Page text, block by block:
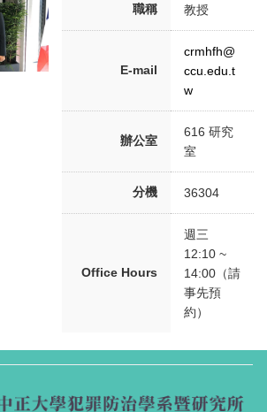
職稱 教授
E-mail
crmhfh@
ccu.edu.t
w
辦公室
616 研究
室
分機 36304
Office Hours
週三
12:10 ~
14:00（請
事先預
約）